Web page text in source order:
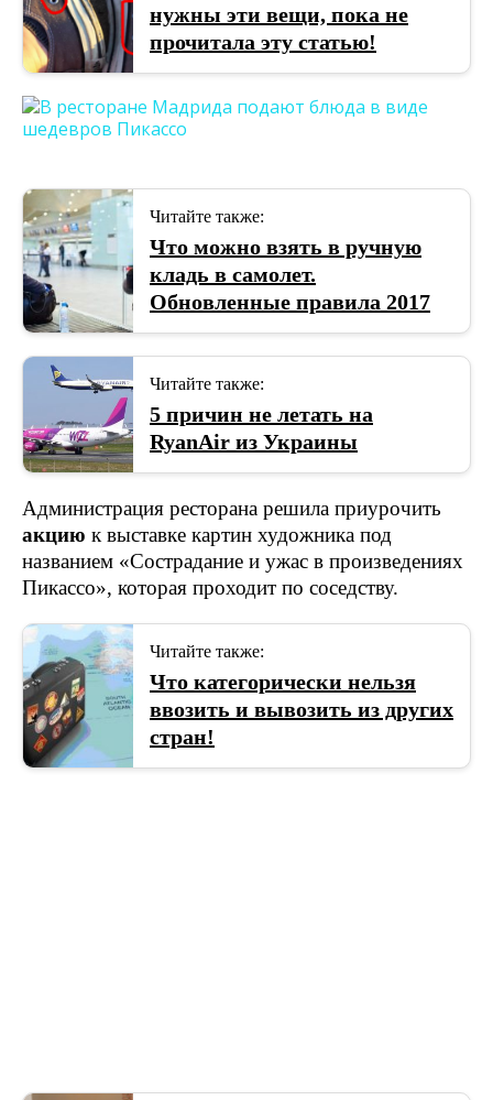
нужны эти вещи, пока не
прочитала эту статью!
Читайте также:
Что можно взять в ручную
кладь в самолет.
Обновленные правила 2017
Читайте также:
5 причин не летать на
RyanAir из Украины
Администрация ресторана решила приурочить
акцию к выставке картин художника под
названием «Сострадание и ужас в произведениях
Пикассо», которая проходит по соседству.
Читайте также:
Что категорически нельзя
ввозить и вывозить из других
стран!